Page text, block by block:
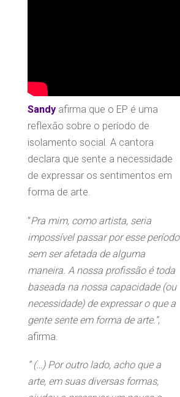
Sandy afirma que o EP é uma
reflexão sobre o período de
isolamento social. A cantora
declara que sente a necessidade
de expressar os sentimentos em
forma de arte.
“Pra mim, como artista, seria
impossível passar por esse período
sem ser afetada de alguma
maneira. A nossa profissão é toda
baseada na nossa capacidade (ou
necessidade) de expressar o que a
gente sente em forma de arte.”,
afirma.
” (…) Por outro lado, acho que a
arte, em suas diversas formas,